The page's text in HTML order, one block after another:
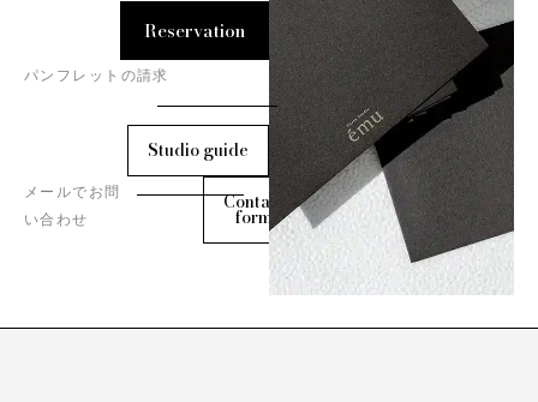
Reservation
パンフレットの請求
Studio guide
メールでお問
い合わせ
Contact
form